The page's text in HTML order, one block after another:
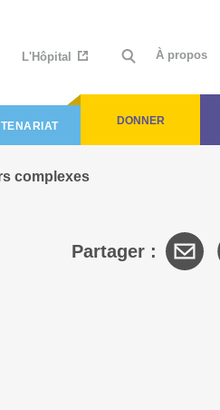
À propos
L'Hôpital
DONNER
complexes
Partager :